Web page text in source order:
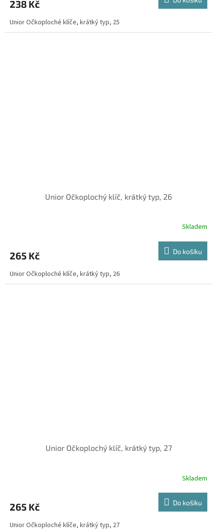
238 Kč
Unior Očkoploché klíče, krátký typ, 25
Unior Očkoplochý klíč, krátký typ, 26
Skladem
265 Kč Do košíku
Unior Očkoploché klíče, krátký typ, 26
Unior Očkoplochý klíč, krátký typ, 27
Skladem
265 Kč Do košíku
Unior Očkoploché klíče, krátký typ, 27